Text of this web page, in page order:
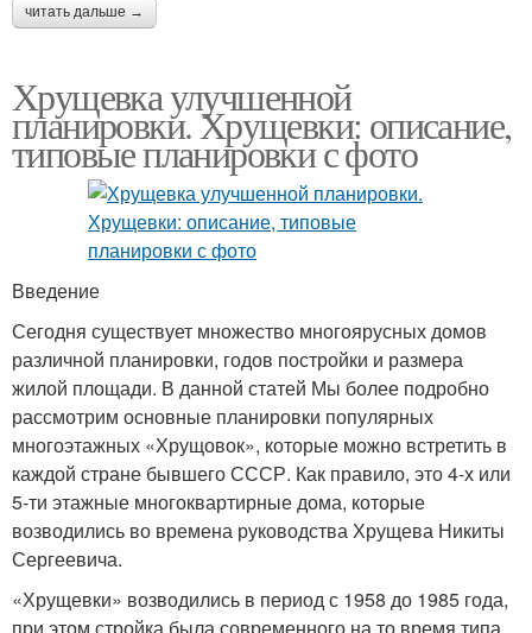
читать дальше →
Хрущевка улучшенной
планировки. Хрущевки: описание,
типовые планировки с фото
Введение
Сегодня существует множество многоярусных домов
различной планировки, годов постройки и размера
жилой площади. В данной статей Мы более подробно
рассмотрим основные планировки популярных
многоэтажных «Хрущовок», которые можно встретить в
каждой стране бывшего СССР. Как правило, это 4-х или
5-ти этажные многоквартирные дома, которые
возводились во времена руководства Хрущева Никиты
Сергеевича.
«Хрущевки» возводились в период с 1958 до 1985 года,